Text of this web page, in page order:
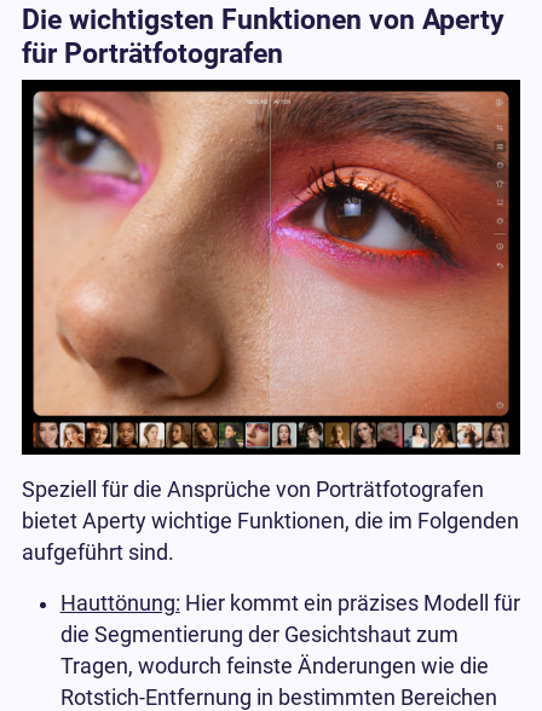
Die wichtigsten Funktionen von Aperty
für Porträtfotografen
Speziell für die Ansprüche von Porträtfotografen
bietet Aperty wichtige Funktionen, die im Folgenden
aufgeführt sind.
Hauttönung: Hier kommt ein präzises Modell für
die Segmentierung der Gesichtshaut zum
Tragen, wodurch feinste Änderungen wie die
Rotstich-Entfernung in bestimmten Bereichen